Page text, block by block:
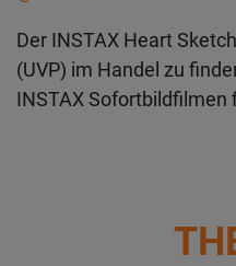
Der INSTAX Heart
(UVP) im Handel zu
INSTAX Sofortbildfilmen